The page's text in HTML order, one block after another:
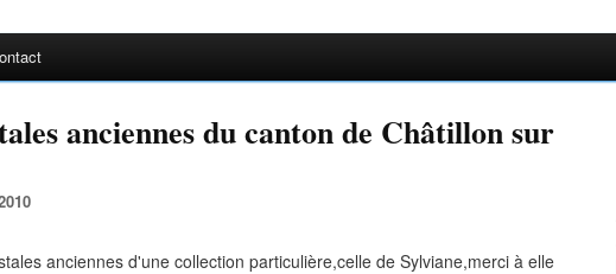
anciennes du canton de Châtillon sur
anciennes d'une collection particulière,celle de Sylviane,merci à elle